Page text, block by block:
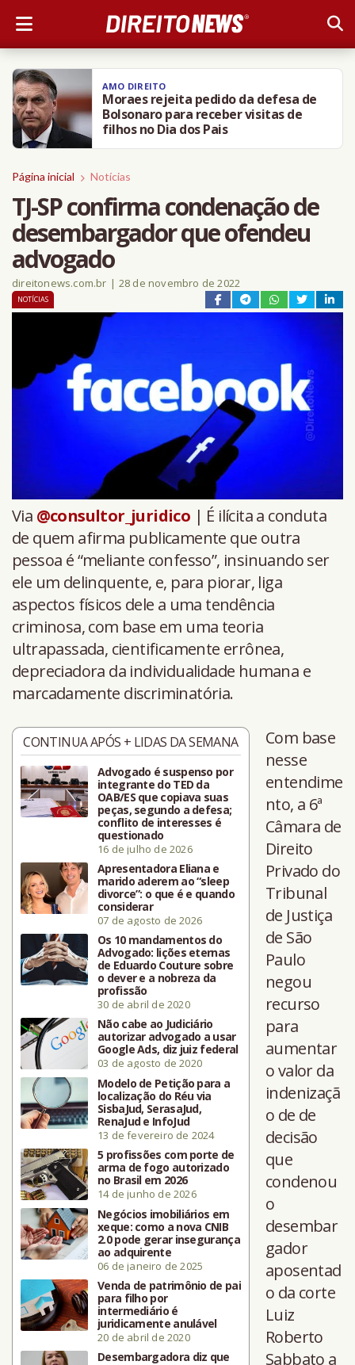
AMO DIREITO
Moraes rejeita pedido da defesa de
Bolsonaro para receber visitas de
filhos no Dia dos Pais
Página inicial Notícias
TJ-SP confirma condenação de
desembargador que ofendeu
advogado
direitonews.com.br | 28 de novembro de 2022
NOTÍCIAS
Via @consultor_juridico | É ilícita a conduta
de quem afirma publicamente que outra
pessoa é “meliante confesso”, insinuando ser
ele um delinquente, e, para piorar, liga
aspectos físicos dele a uma tendência
criminosa, com base em uma teoria
ultrapassada, cientificamente errônea,
depreciadora da individualidade humana e
marcadamente discriminatória.
CONTINUA APÓS + LIDAS DA SEMANA
Advogado é suspenso por
integrante do TED da
OAB/ES que copiava suas
peças, segundo a defesa;
conflito de interesses é
questionado
16 de julho de 2026
Apresentadora Eliana e
marido aderem ao “sleep
divorce”: o que é e quando
considerar
07 de agosto de 2026
Os 10 mandamentos do
Advogado: lições eternas
de Eduardo Couture sobre
o dever e a nobreza da
profissão
30 de abril de 2020
Não cabe ao Judiciário
autorizar advogado a usar
Google Ads, diz juiz federal
03 de agosto de 2020
Modelo de Petição para a
localização do Réu via
SisbaJud, SerasaJud,
RenaJud e InfoJud
13 de fevereiro de 2024
5 profissões com porte de
arma de fogo autorizado
no Brasil em 2026
14 de junho de 2026
Negócios imobiliários em
xeque: como a nova CNIB
2.0 pode gerar insegurança
ao adquirente
06 de janeiro de 2025
Venda de patrimônio de pai
para filho por
intermediário é
juridicamente anulável
20 de abril de 2020
Desembargadora diz que
Com base
nesse
entendime
nto, a 6ª
Câmara de
Direito
Privado do
Tribunal
de Justiça
de São
Paulo
negou
recurso
para
aumentar
o valor da
indenizaçã
o de de
decisão
que
condenou
o
desembar
gador
aposentad
o da corte
Luiz
Roberto
Sabbato a